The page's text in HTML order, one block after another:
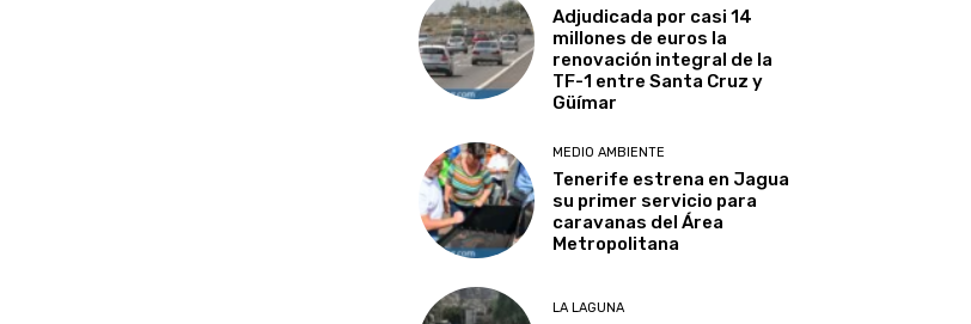
Adjudicada por casi 14
millones de euros la
renovación integral de la
TF-1 entre Santa Cruz y
Güímar
MEDIO AMBIENTE
Tenerife estrena en Jagua
su primer servicio para
caravanas del Área
Metropolitana
LA LAGUNA